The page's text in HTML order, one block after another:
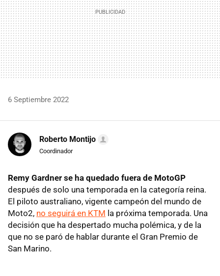
6 Septiembre 2022
Roberto Montijo
Coordinador
Remy Gardner se ha quedado fuera de MotoGP
después de solo una temporada en la categoría reina.
El piloto australiano, vigente campeón del mundo de
Moto2, no seguirá en KTM la próxima temporada. Una
decisión que ha despertado mucha polémica, y de la
que no se paró de hablar durante el Gran Premio de
San Marino.